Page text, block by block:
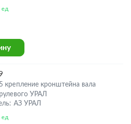
ед
крепление кронштейна вала
УРАЛ
АЗ УРАЛ
ед